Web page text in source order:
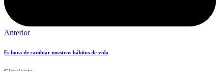
Anterior
Es hora de cambiar nuestros hábitos de vida